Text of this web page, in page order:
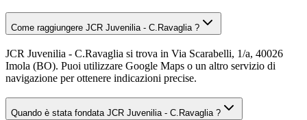
Come raggiungere JCR Juvenilia - C.Ravaglia ?
JCR Juvenilia - C.Ravaglia si trova in Via Scarabelli, 1/a, 40026
Imola (BO). Puoi utilizzare Google Maps o un altro servizio di
navigazione per ottenere indicazioni precise.
Quando è stata fondata JCR Juvenilia - C.Ravaglia ?